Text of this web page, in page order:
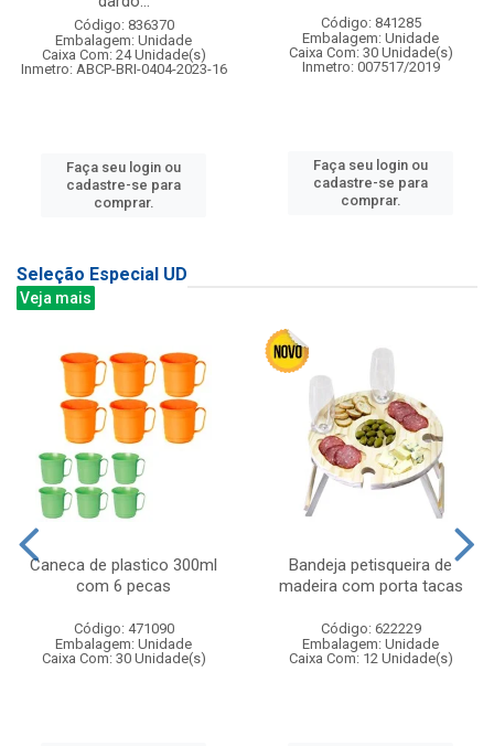
Código: 836370
Embalagem: Unidade
Caixa Com: 24 Unidade(s)
Inmetro: ABCP-BRI-0404-2023-16
Faça seu login ou
cadastre-se para
comprar.
Código: 841285
Embalagem: Unidade
Caixa Com: 30 Unidade(s)
Inmetro: 007517/2019
Faça seu login ou
cadastre-se para
comprar.
Seleção Especial UD
Veja mais
Caneca de plastico 300ml
com 6 pecas
Código: 471090
Embalagem: Unidade
Caixa Com: 30 Unidade(s)
Bandeja petisqueira de
madeira com porta tacas
Código: 622229
Embalagem: Unidade
Caixa Com: 12 Unidade(s)